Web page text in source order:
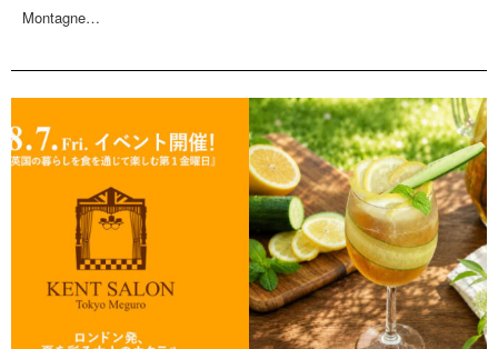
Montagne…